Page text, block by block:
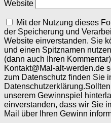
Website
Mit der Nutzung dieses
der Speicherung und
Website einverstanden. Sie
und einen Spitznamen
(dann auch Ihren
Kontakt@Mal-alt-werden.de
zum Datenschutz finden Sie
unserem Gewinnspiel
einverstanden, dass wir Sie
Mail über Ihren Gewinn